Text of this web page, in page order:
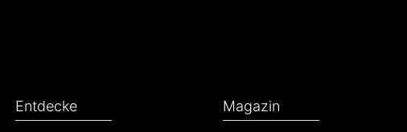
Entdecke Magazin